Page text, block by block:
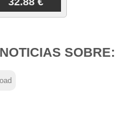
SOBRE: